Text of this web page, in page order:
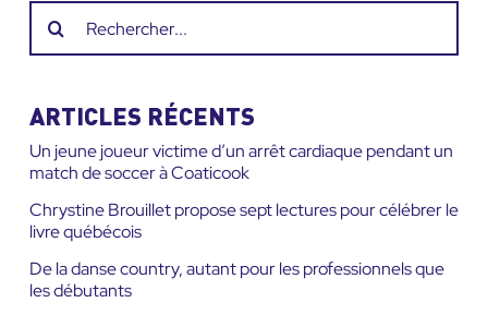
Recherche
sur
site
:
ARTICLES RÉCENTS
Un jeune joueur victime d’un arrêt cardiaque pendant un
match de soccer à Coaticook
Chrystine Brouillet propose sept lectures pour célébrer le
livre québécois
De la danse country, autant pour les professionnels que
les débutants